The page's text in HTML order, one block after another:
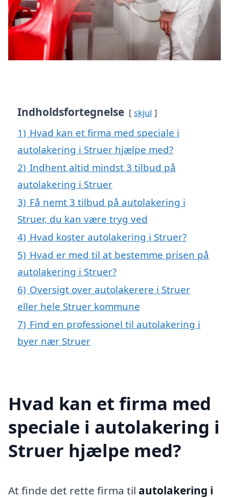
Indholdsfortegnelse skjul
1) Hvad kan et firma med speciale i
autolakering i Struer hjælpe med?
2) Indhent altid mindst 3 tilbud på
autolakering i Struer
3) Få nemt 3 tilbud på autolakering i
Struer, du kan være tryg ved
4) Hvad koster autolakering i Struer?
5) Hvad er med til at bestemme prisen på
autolakering i Struer?
6) Oversigt over autolakerere i Struer
eller hele Struer kommune
7) Find en professionel til autolakering i
byer nær Struer
Hvad kan et firma med
speciale i autolakering i
Struer hjælpe med?
At finde det rette firma til autolakering i